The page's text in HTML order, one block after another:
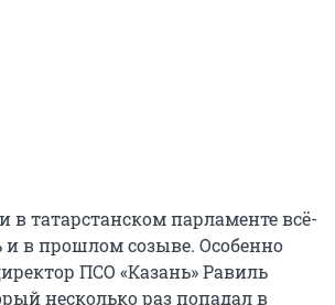
в татарстанском парламенте всё-
и в прошлом созыве. Особенно
ПСО «Казань» Равиль
несколько раз попадал в